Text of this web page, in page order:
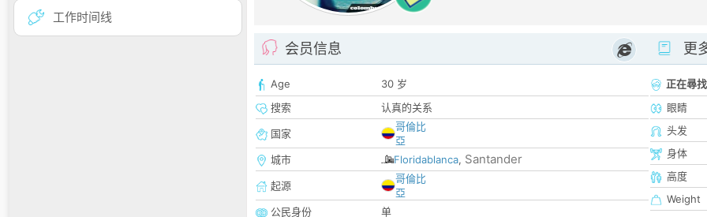
工作时间线
会员信息
Age
30 岁
搜索
认真的关系
国家
哥倫比
亞
城市
Floridablanca, Santander
起源
哥倫比
亞
公民身份
单
更
正在尋找
眼睛
头发
身体
高度
Weight